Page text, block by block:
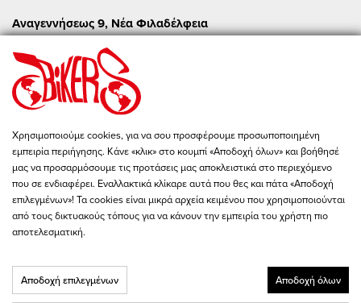
Αναγεννήσεως 9, Νέα Φιλαδέλφεια
+30 210 277 2422
Δευ - Τετ: 09:00 - 19:00
Τρι - Πεμ - Παρ: 09:00 - 20:00
Σαβ: 10:00 - 15:00
Πειραιώς 86, Αθήνα
+30 210 342 4454
Δευ - Παρ: 09:00 - 19:00
Σαβ: 10:00 - 15:00
store@bikers-world.gr
ΑΦΜ: 802835511
Χρησιμοποιούμε cookies, για να σου προσφέρουμε προσωποποιημένη
εμπειρία περιήγησης. Κάνε «κλικ» στο κουμπί «Αποδοχή όλων» και βοήθησέ
μας να προσαρμόσουμε τις προτάσεις μας αποκλειστικά στο περιεχόμενο
που σε ενδιαφέρει. Εναλλακτικά κλίκαρε αυτά που θες και πάτα «Αποδοχή
επιλεγμένων»! Τα cookies είναι μικρά αρχεία κειμένου που χρησιμοποιούνται
από τους δικτυακούς τόπους για να κάνουν την εμπειρία του χρήστη πιο
αποτελεσματική.
Αποδοχή επιλεγμένων Αποδοχή όλων